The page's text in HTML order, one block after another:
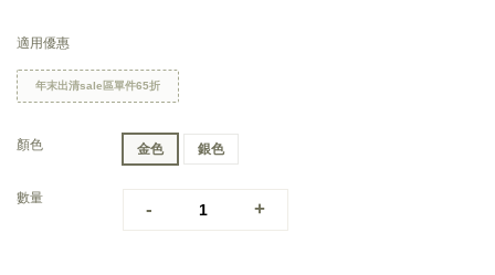
適用優惠
年末出清sale區單件65折
顏色 金色 銀色
數量
- +